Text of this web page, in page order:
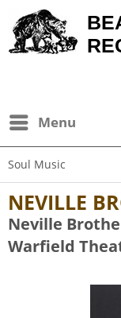
Menu
Soul Music
NEVILLE
Neville
Warfield